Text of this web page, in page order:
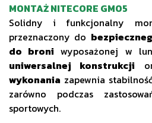
MONTAŻ NITECORE GM05
Solidny i funkcjonalny
przeznaczony do
do broni wyposażonej w
uniwersalnej konstrukcji
wykonania zapewnia
zarówno podczas
sportowych.